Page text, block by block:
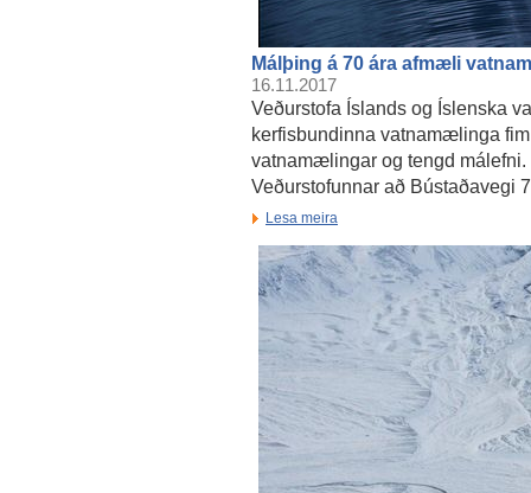
Málþing á 70 ára afmæli
16.11.2017
Veðurstofa Íslands og Íslenska
kerfisbundinna vatnamælinga
vatnamælingar og tengd
Veðurstofunnar að Bústaðavegi
Lesa meira